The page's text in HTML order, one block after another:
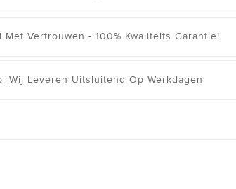
Met Vertrouwen - 100% Kwaliteits Garantie!
Wij Leveren Uitsluitend Op Werkdagen